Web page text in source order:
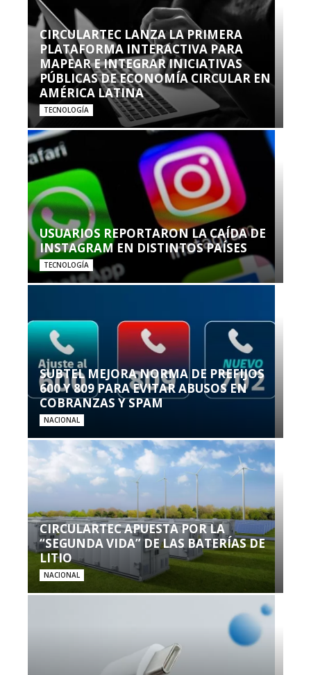
CIRCULARTEC LANZA LA PRIMERA
PLATAFORMA INTERACTIVA PARA
MAPEAR E INTEGRAR INICIATIVAS
PÚBLICAS DE ECONOMÍA CIRCULAR EN
AMÉRICA LATINA
TECNOLOGÍA
USUARIOS REPORTARON LA CAÍDA DE
INSTAGRAM EN DISTINTOS PAÍSES
TECNOLOGÍA
SUBTEL MEJORA NORMA DE PREFIJOS
600 Y 809 PARA EVITAR ABUSOS EN
COBRANZAS Y SPAM
NACIONAL
CIRCULARTEC APUESTA POR LA
“SEGUNDA VIDA” DE LAS BATERÍAS DE
LITIO
NACIONAL